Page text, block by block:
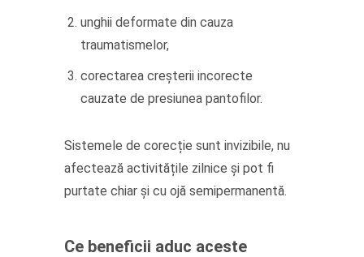
unghii deformate din cauza
traumatismelor,
corectarea creșterii incorecte
cauzate de presiunea pantofilor.
Sistemele de corecție sunt invizibile, nu
afectează activitățile zilnice și pot fi
purtate chiar și cu ojă semipermanentă.
Ce beneficii aduc aceste